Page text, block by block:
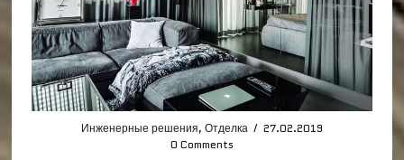
Инженерные решения, Отделка / 27.02.2019
0 Comments